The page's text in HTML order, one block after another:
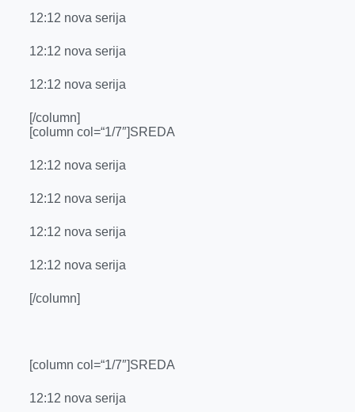
12:12 nova serija
12:12 nova serija
12:12 nova serija
[/column]
[column col=“1/7″]SREDA
12:12 nova serija
12:12 nova serija
12:12 nova serija
12:12 nova serija
[/column]
[column col=“1/7″]SREDA
12:12 nova serija